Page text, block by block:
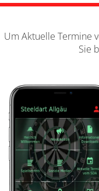
Um Aktuelle Termine
Sie